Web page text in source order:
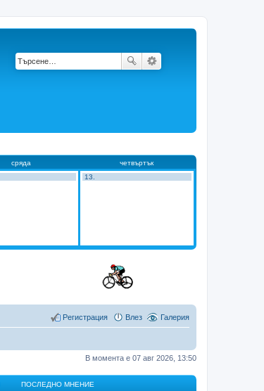
сряда
четвъртък
13.
Галерия
Влез
Регистрация
В момента е 07 авг 2026, 13:50
ПОСЛЕДНО МНЕНИЕ